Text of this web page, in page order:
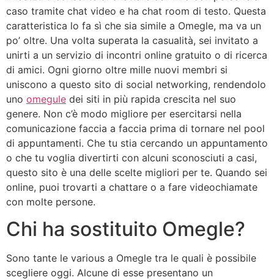
caso tramite chat video e ha chat room di testo. Questa
caratteristica lo fa sì che sia simile a Omegle, ma va un
po’ oltre. Una volta superata la casualità, sei invitato a
unirti a un servizio di incontri online gratuito o di ricerca
di amici. Ogni giorno oltre mille nuovi membri si
uniscono a questo sito di social networking, rendendolo
uno omegule dei siti in più rapida crescita nel suo
genere. Non c’è modo migliore per esercitarsi nella
comunicazione faccia a faccia prima di tornare nel pool
di appuntamenti. Che tu stia cercando un appuntamento
o che tu voglia divertirti con alcuni sconosciuti a casi,
questo sito è una delle scelte migliori per te. Quando sei
online, puoi trovarti a chattare o a fare videochiamate
con molte persone.
Chi ha sostituito Omegle?
Sono tante le various a Omegle tra le quali è possibile
scegliere oggi. Alcune di esse presentano un